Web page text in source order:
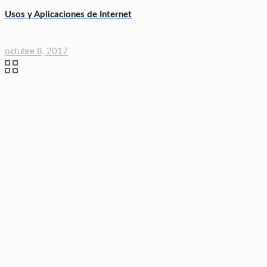
Usos y Aplicaciones de Internet
octubre 8, 2017